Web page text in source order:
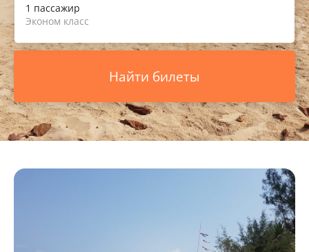
1 пассажир
Эконом класс
Найти билеты